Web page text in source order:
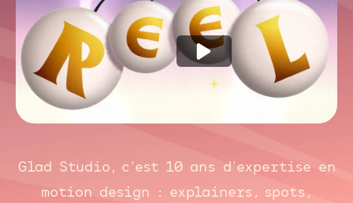
Glad Studio, c’est 10 ans d’expertise en
motion design : explainers, spots,